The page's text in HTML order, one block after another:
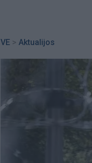
VE > Aktualijos